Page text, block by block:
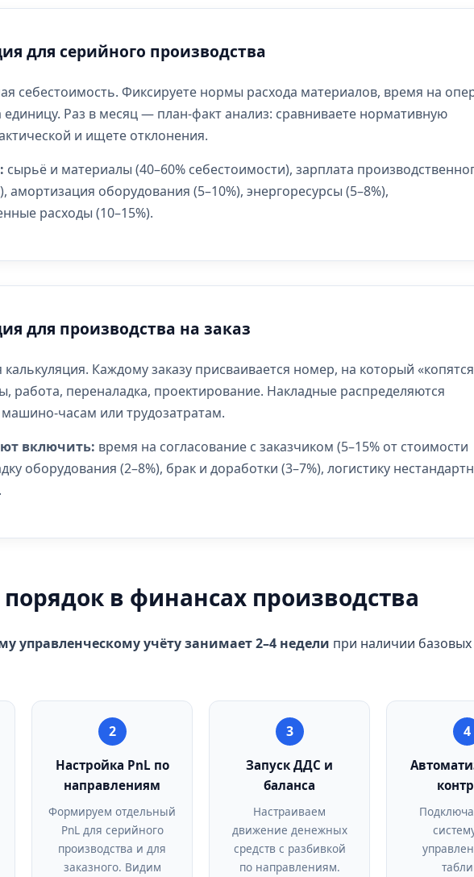
для серийного производства
себестоимость. Фиксируете нормы расхода материалов, время на
Раз в месяц — план-факт анализ: сравниваете нормативную
и ищете отклонения.
сырьё и материалы (40–60% себестоимости), зарплата
амортизация оборудования (5–10%), энергоресурсы (5–8%),
расходы (10–15%).
для производства на заказ
калькуляция. Каждому заказу присваивается номер, на который
работа, переналадка, проектирование. Накладные распределяются
часам или трудозатратам.
включить: время на согласование с заказчиком (5–15% от стоимости
оборудования (2–8%), брак и доработки (3–7%), логистику
в финансах производства
управленческому учёту занимает 2–4 недели при наличии
2
Настройка PnL по
направлениям
Формируем отдельный
PnL для серийного
производства и для
заказного. Видим
3
Запуск ДДС и
баланса
Настраиваем
движение денежных
средств с разбивкой
по направлениям.
4